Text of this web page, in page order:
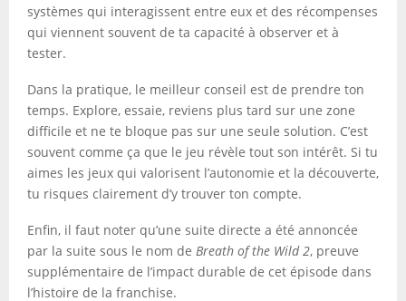
systèmes qui interagissent entre eux et des récompenses
qui viennent souvent de ta capacité à observer et à
tester.
Dans la pratique, le meilleur conseil est de prendre ton
temps. Explore, essaie, reviens plus tard sur une zone
difficile et ne te bloque pas sur une seule solution. C’est
souvent comme ça que le jeu révèle tout son intérêt. Si tu
aimes les jeux qui valorisent l’autonomie et la découverte,
tu risques clairement d’y trouver ton compte.
Enfin, il faut noter qu’une suite directe a été annoncée
par la suite sous le nom de Breath of the Wild 2, preuve
supplémentaire de l’impact durable de cet épisode dans
l’histoire de la franchise.